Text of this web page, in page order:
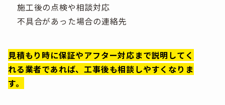
施工後の点検や相談対応
不具合があった場合の連絡先
見積もり時に保証やアフター対応まで説明してく
れる業者であれば、工事後も相談しやすくなりま
す。